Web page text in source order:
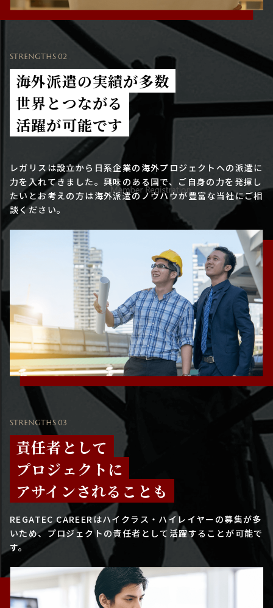
STRENGTHS 02
海外派遣の実績が多数
世界とつながる
活躍が可能です
レガリスは設立から日系企業の海外プロジェクトへの派遣に
力を入れてきました。興味のある国で、ご自身の力を発揮し
たいとお考えの方は海外派遣のノウハウが豊富な当社にご相
談ください。
STRENGTHS 03
責任者として
プロジェクトに
アサインされることも
REGATEC CAREERはハイクラス・ハイレイヤーの募集が多
いため、プロジェクトの責任者として活躍することが可能で
す。